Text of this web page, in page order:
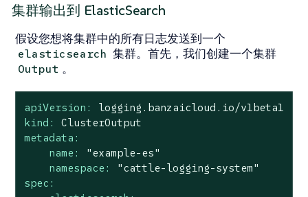
集群输出到 ElasticSearch
假设您想将集群中的所有日志发送到一个
elasticsearch 集群。首先，我们创建一个集群
Output 。
apiVersion:
logging.banzaicloud.io/v1beta1
kind:
ClusterOutput
metadata:
name:
"example-es"
namespace:
"cattle-logging-system"
spec: